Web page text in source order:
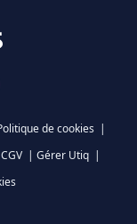
de cookies |
CGV | Gérer Utiq |